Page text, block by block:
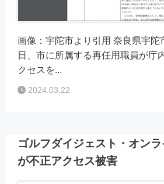
画像：宇陀市より引用 奈良県宇陀
日、市に所属する再任用職員が庁
クセスを...
2024.03.22
ゴルフダイジェスト・オン
が不正アクセス被害